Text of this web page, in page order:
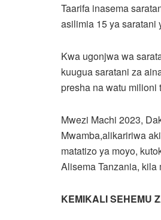
Taarifa inasema
asilimia 15 ya saratani
Kwa ugonjwa wa
kuugua saratani za
presha na watu milioni
Mwezi Machi 2023,
Mwamba,alikaririwa
matatizo ya moyo,
Alisema Tanzania, kila
KEMIKALI SEHEMU